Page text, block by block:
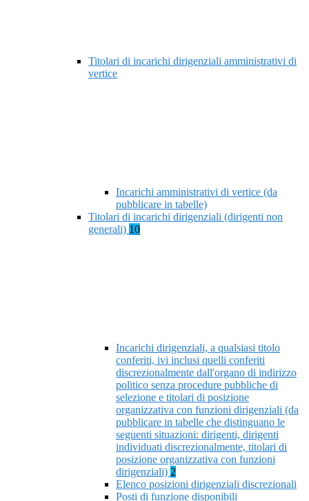
Titolari di incarichi dirigenziali amministrativi di
vertice
Incarichi amministrativi di vertice (da
pubblicare in tabelle)
Titolari di incarichi dirigenziali (dirigenti non
generali) 10
Incarichi dirigenziali, a qualsiasi titolo
conferiti, ivi inclusi quelli conferiti
discrezionalmente dall'organo di indirizzo
politico senza procedure pubbliche di
selezione e titolari di posizione
organizzativa con funzioni dirigenziali (da
pubblicare in tabelle che distinguano le
seguenti situazioni: dirigenti, dirigenti
individuati discrezionalmente, titolari di
posizione organizzativa con funzioni
dirigenziali) 2
Elenco posizioni dirigenziali discrezionali
Posti di funzione disponibili